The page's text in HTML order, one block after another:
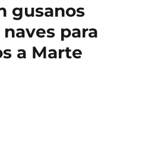
gusanos
para
a Marte